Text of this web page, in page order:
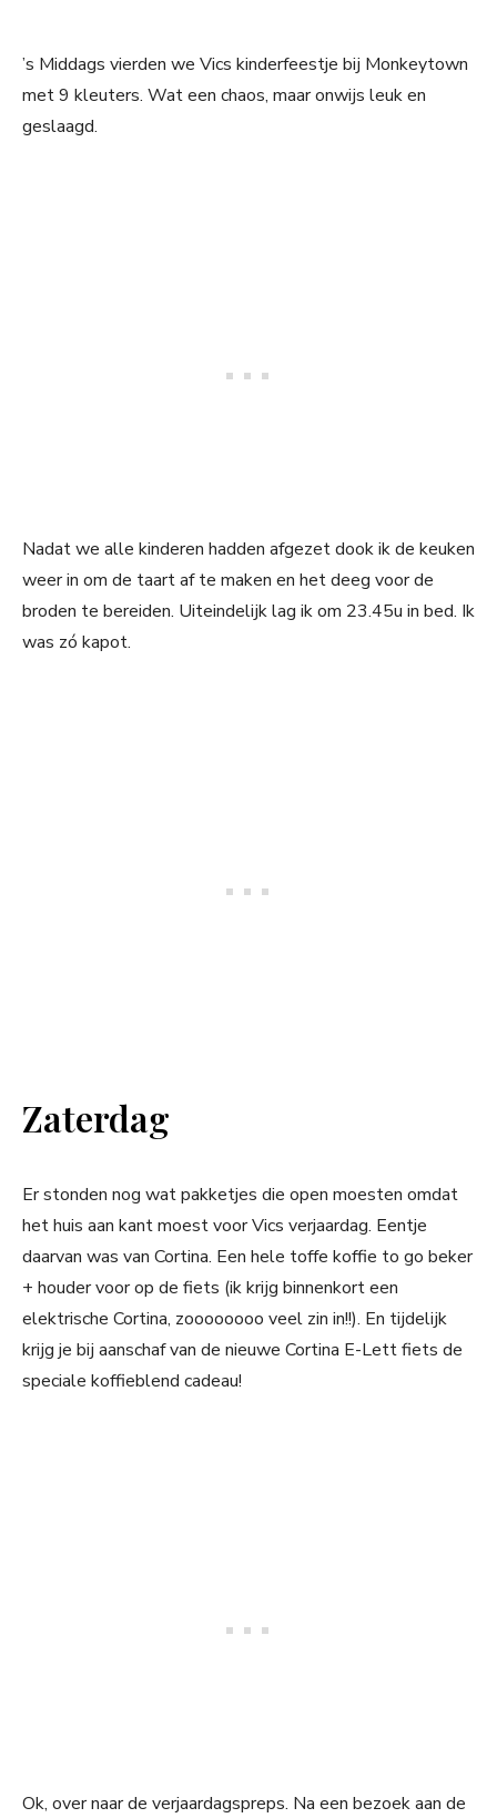
’s Middags vierden we Vics kinderfeestje bij Monkeytown
met 9 kleuters. Wat een chaos, maar onwijs leuk en
geslaagd.
Nadat we alle kinderen hadden afgezet dook ik de keuken
weer in om de taart af te maken en het deeg voor de
broden te bereiden. Uiteindelijk lag ik om 23.45u in bed. Ik
was zó kapot.
Zaterdag
Er stonden nog wat pakketjes die open moesten omdat
het huis aan kant moest voor Vics verjaardag. Eentje
daarvan was van Cortina. Een hele toffe koffie to go beker
+ houder voor op de fiets (ik krijg binnenkort een
elektrische Cortina, zoooooooo veel zin in!!). En tijdelijk
krijg je bij aanschaf van de nieuwe Cortina E-Lett fiets de
speciale koffieblend cadeau!
Ok, over naar de verjaardagspreps. Na een bezoek aan de